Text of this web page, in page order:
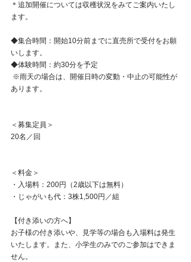
＊追加開催については収穫状況をみてご案内いたし
ます。
◆集合時間：開始10分前までに直売所で受付をお願
いします。
◆体験時間：約30分を予定
※雨天の場合は、開催日時の変動・中止の可能性が
あります。
＜募集定員＞
20名／回
＜料金＞
・入場料：200円（2歳以下は無料）
・じゃがいも代：3株1,500円／組
【付き添いの方へ】
お子様の付き添いや、見学等の場合も入場料は発生
いたします。また、小学生のみでのご参加はできま
せん。